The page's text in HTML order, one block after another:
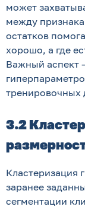
может
между
остатков
хорошо, а где
Важный аспект
тренировочных
3.2
Кластеризация
заранее
сегментации